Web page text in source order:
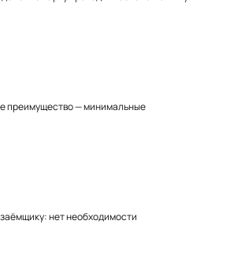
преимущество — минимальные
нет необходимости